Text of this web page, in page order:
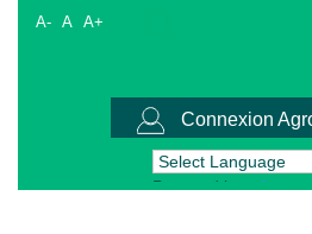
A- A A+
Connexion
Powered by